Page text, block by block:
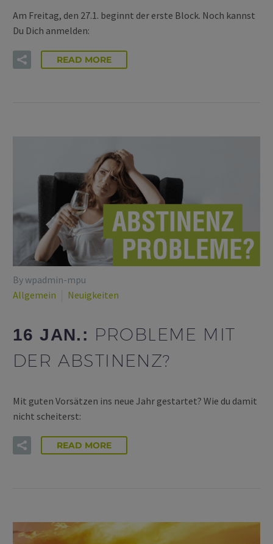
Am Freitag, den 27.1. beginnt der erste Block. Noch kannst
Du Dich anmelden:
READ MORE
By wpadmin-mpu
Allgemein
Neuigkeiten
16 JAN.: PROBLEME MIT
DER ABSTINENZ?
Mit guten Vorsätzen ins neue Jahr gestartet? Wie du damit
nicht scheiterst:
READ MORE